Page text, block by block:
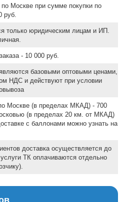
по Москве при сумме покупки по
руб.
только юридическим лицам и ИП.
- 10 000 руб.
базовыми оптовыми ценами,
НДС и действуют при условии
Москве (в пределах МКАД) - 700
(в пределах 20 км. от МКАД)
с баллонами можно узнать на
доставка осуществляется до
ТК оплачиваются отдельно